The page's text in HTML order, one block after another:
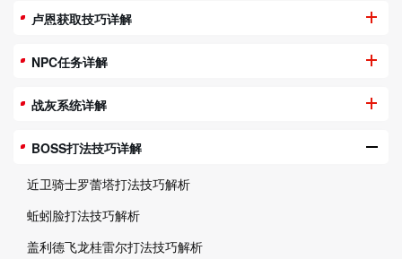
卢恩获取技巧详解
NPC任务详解
战灰系统详解
BOSS打法技巧详解
近卫骑士罗蕾塔打法技巧解析
蚯蚓脸打法技巧解析
盖利德飞龙桂雷尔打法技巧解析